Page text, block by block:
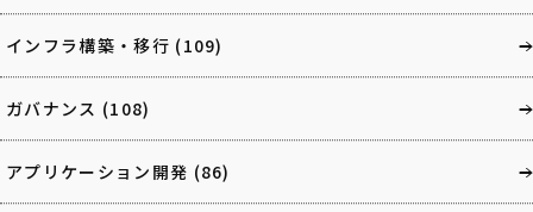
インフラ構築・移行 (109)
ガバナンス (108)
アプリケーション開発 (86)